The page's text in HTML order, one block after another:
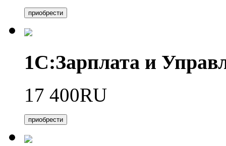
приобрести
1С:Зарплата и
17 400RU
приобрести